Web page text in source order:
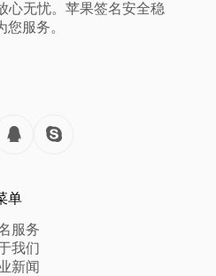
心无忧。苹果签名安全稳
您服务。
单
服务
我们
新闻